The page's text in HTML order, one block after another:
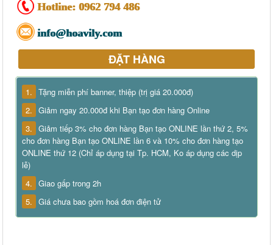
Hotline: 0962 794 486
info@hoavily.com
ĐẶT HÀNG
1. Tặng miễn phí banner, thiệp (trị giá 20.000đ)
2. Giảm ngay 20.000đ khi Bạn tạo đơn hàng Online
3. Giảm tiếp 3% cho đơn hàng Bạn tạo ONLINE lần thứ 2, 5%
cho đơn hàng Bạn tạo ONLINE lần 6 và 10% cho đơn hàng tạo
ONLINE thứ 12 (Chỉ áp dụng tại Tp. HCM, Ko áp dụng các dịp
lễ)
4. Giao gấp trong 2h
5. Giá chưa bao gồm hoá đơn điện tử